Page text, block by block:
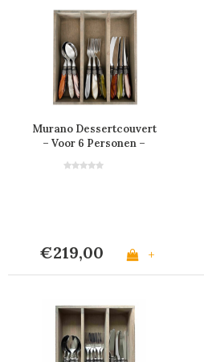
Murano Dessertcouvert
– Voor 6 Personen –
€219,00 +